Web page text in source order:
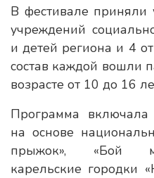
В фестивале приняли
учреждений
и детей региона и 4
состав каждой вошли
возрасте от 10 до 16
Программа включала
на основе
прыжок», «Бой
карельские городки